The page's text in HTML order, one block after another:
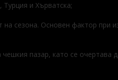
Турция и Хърватска;
на сезона. Основен фактор при
пазар, като се очертава